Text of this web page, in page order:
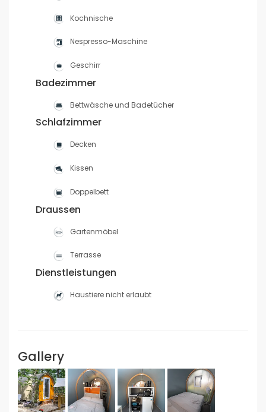
Kochnische
Nespresso-Maschine
Geschirr
Badezimmer
Bettwäsche und Badetücher
Schlafzimmer
Decken
Kissen
Doppelbett
Draussen
Gartenmöbel
Terrasse
Dienstleistungen
Haustiere nicht erlaubt
Gallery